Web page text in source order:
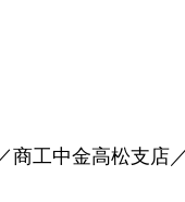
工中金高松支店